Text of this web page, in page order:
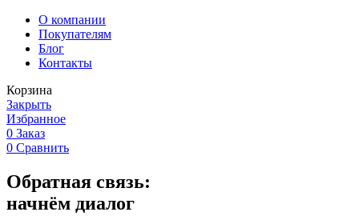
О компании
Покупателям
Блог
Контакты
Корзина
Закрыть
Избранное
0 Заказ
0 Сравнить
Обратная связь:
начнём диалог